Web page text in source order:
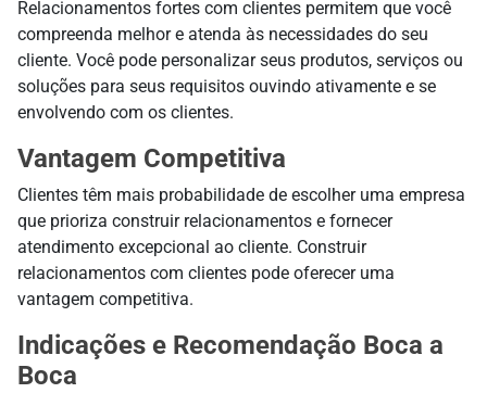
Relacionamentos fortes com clientes permitem que você
compreenda melhor e atenda às necessidades do seu
cliente. Você pode personalizar seus produtos, serviços ou
soluções para seus requisitos ouvindo ativamente e se
envolvendo com os clientes.
Vantagem Competitiva
Clientes têm mais probabilidade de escolher uma empresa
que prioriza construir relacionamentos e fornecer
atendimento excepcional ao cliente. Construir
relacionamentos com clientes pode oferecer uma
vantagem competitiva.
Indicações e Recomendação Boca a
Boca